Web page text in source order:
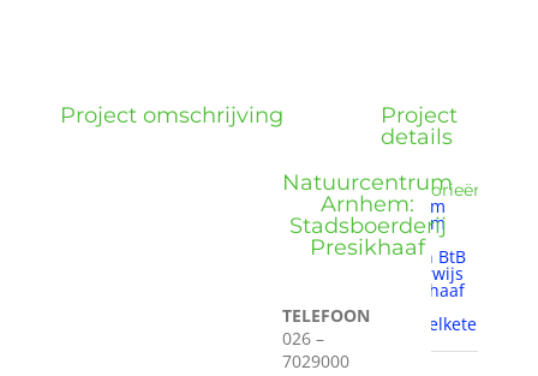
Project omschrijving
Natuurcentrum
Arnhem:
Stadsboerderij
Presikhaaf
TELEFOON
026 –
7029000
Project
details
Categorieën:
Arnhem
Arnhem
Noord
BtC en BtB
Onderwijs
Presikhaaf
Voedselketen